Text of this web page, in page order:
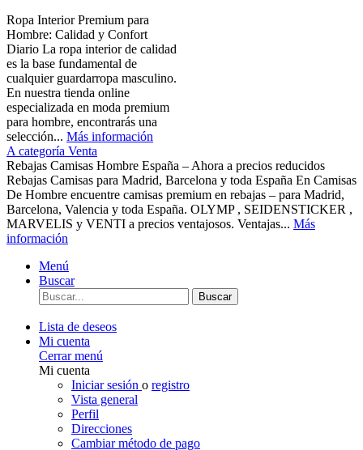
Ropa Interior Premium para
Hombre: Calidad y Confort
Diario La ropa interior de calidad
es la base fundamental de
cualquier guardarropa masculino.
En nuestra tienda online
especializada en moda premium
para hombre, encontrarás una
selección... Más información
A categoría Venta
Rebajas Camisas Hombre España – Ahora a precios reducidos
Rebajas Camisas para Madrid, Barcelona y toda España En Camisas
De Hombre encuentre camisas premium en rebajas – para Madrid,
Barcelona, Valencia y toda España. OLYMP , SEIDENSTICKER ,
MARVELIS y VENTI a precios ventajosos. Ventajas... Más
información
Menú
Buscar
Buscar
Lista de deseos
Mi cuenta
Cerrar menú
Mi cuenta
Iniciar sesión o registro
Vista general
Perfil
Direcciones
Cambiar método de pago